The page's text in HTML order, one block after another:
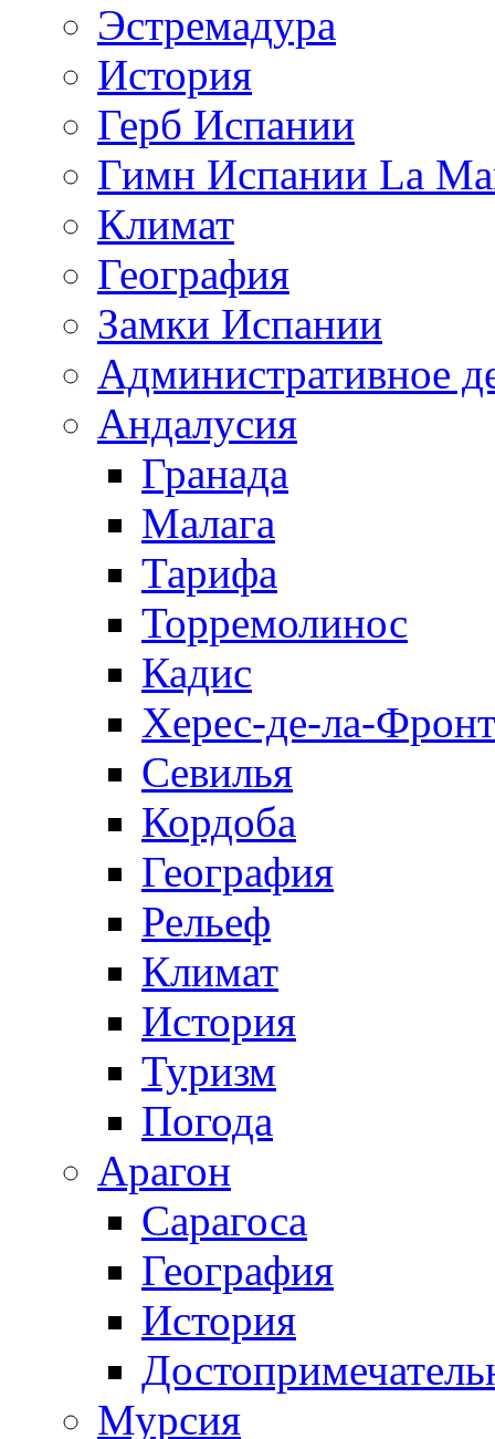
Эстремадура
История
Герб Испании
Гимн Испании La
Климат
География
Замки Испании
Административное
Андалусия
Гранада
Малага
Тарифа
Торремолинос
Кадис
Херес-де-ла-
Севилья
Кордоба
География
Рельеф
Климат
История
Туризм
Погода
Арагон
Сарагоса
География
История
Мурсия